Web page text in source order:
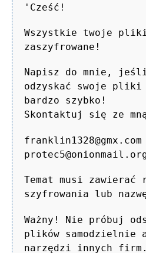
'Cześć!
Wszystkie twoje
zaszyfrowane!
Napisz do mnie,
odzyskać swoje
bardzo szybko!
Skontaktuj się ze
Temat musi zawierać
szyfrowania lub
Ważny! Nie próbuj
plików samodzielnie
narzędzi innych